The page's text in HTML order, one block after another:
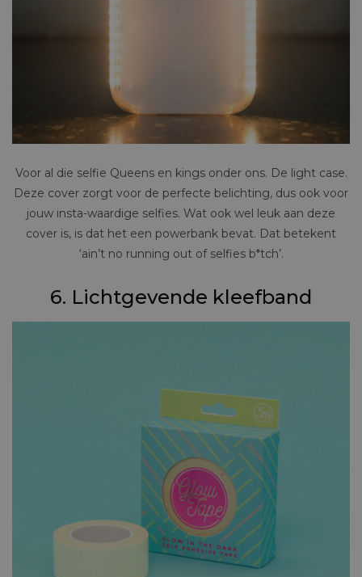
Voor al die selfie Queens en kings onder ons. De light case.
Deze cover zorgt voor de perfecte belichting, dus ook voor
jouw insta-waardige selfies. Wat ook wel leuk aan deze
cover is, is dat het een powerbank bevat. Dat betekent
‘ain’t no running out of selfies b*tch’.
6. Lichtgevende kleefband